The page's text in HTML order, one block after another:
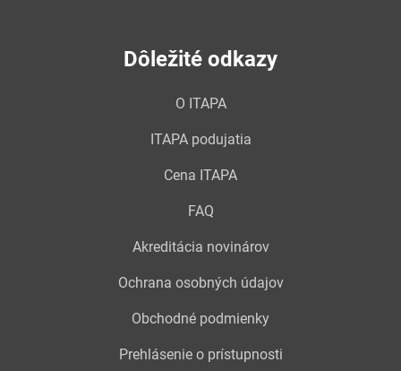
Dôležité odkazy
O ITAPA
ITAPA podujatia
Cena ITAPA
FAQ
Akreditácia novinárov
Ochrana osobných údajov
Obchodné podmienky
Prehlásenie o prístupnosti